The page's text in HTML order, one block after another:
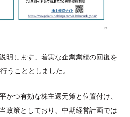
明します。着実な企業業績の回復を
うこととしました。
かつ有効な株主還元策と位置付け、
政策としており、中期経営計画では